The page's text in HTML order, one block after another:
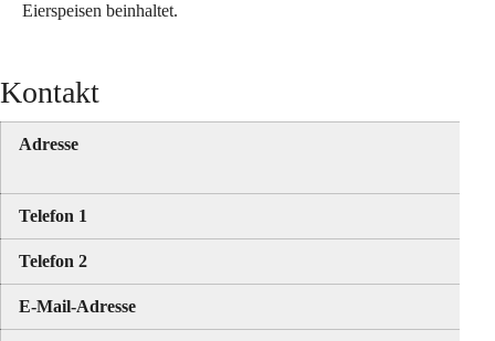
Eierspeisen beinhaltet.
Kontakt
Adresse
Telefon 1
Telefon 2
E-Mail-Adresse